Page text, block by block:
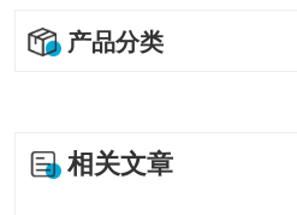
产品分类
相关文章